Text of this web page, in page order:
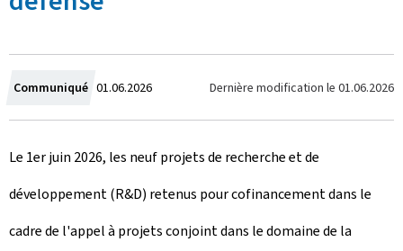
Communiqué C
r
é
e
l
01.06.2026 Dernière modification le 01.06.2026
Le 1er juin 2026, les neuf projets de recherche et de
développement (R&D) retenus pour cofinancement dans le
cadre de l'appel à projets conjoint dans le domaine de la